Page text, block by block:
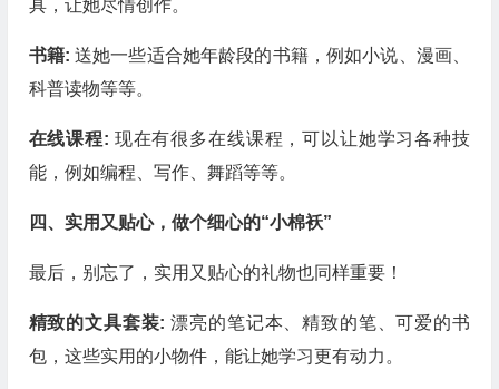
具，让她尽情创作。
书籍:送她一些适合她年龄段的书籍，例如小说、漫画、
科普读物等等。
在线课程: 现在有很多在线课程，可以让她学习各种技
能，例如编程、写作、舞蹈等等。
四、实用又贴心，做个细心的“小棉袄”
最后，别忘了，实用又贴心的礼物也同样重要！
精致的文具套装:漂亮的笔记本、精致的笔、可爱的书
包，这些实用的小物件，能让她学习更有动力。